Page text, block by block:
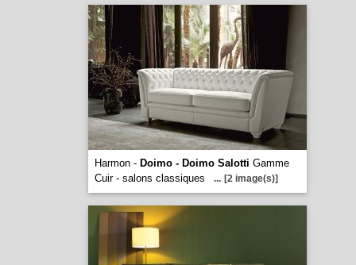
Harmon - Doimo - Doimo Salotti Gamme
Cuir - salons classiques
... [2 image(s)]